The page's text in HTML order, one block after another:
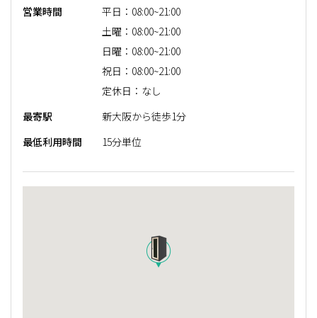
営業時間
平日：08:00~21:00
土曜：08:00~21:00
日曜：08:00~21:00
祝日：08:00~21:00
定休日：なし
最寄駅
新大阪から徒歩1分
最低利用時間
15分単位